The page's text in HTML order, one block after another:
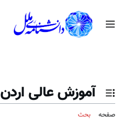
محتوامنوی اصلی
تغییر وضعیت فهرست محتویات
آموزش عالی اردن
صفحه بحث